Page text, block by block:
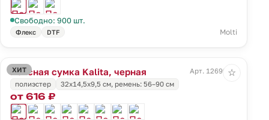
Свободно: 900 шт.
Флекс DTF Molti
ХИТ
Поясная сумка Kalita, черная
Арт. 12699.30
полиэстер
32х14,5х9,5 см, ремень: 56–90 см
от 616 ₽
☆